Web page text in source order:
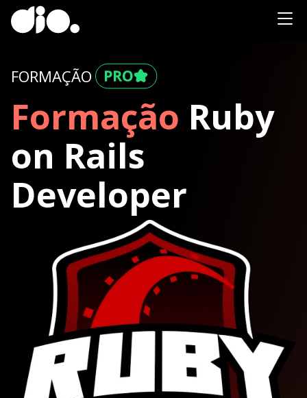
FORMAÇÃO
Formação Ruby
on Rails
Developer